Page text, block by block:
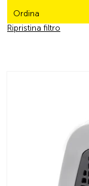
Ordina
Ripristina filtro